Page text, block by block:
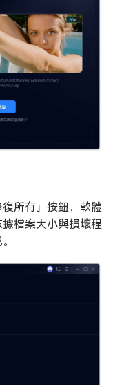
所有」按鈕，軟體
檔案大小與損壞程